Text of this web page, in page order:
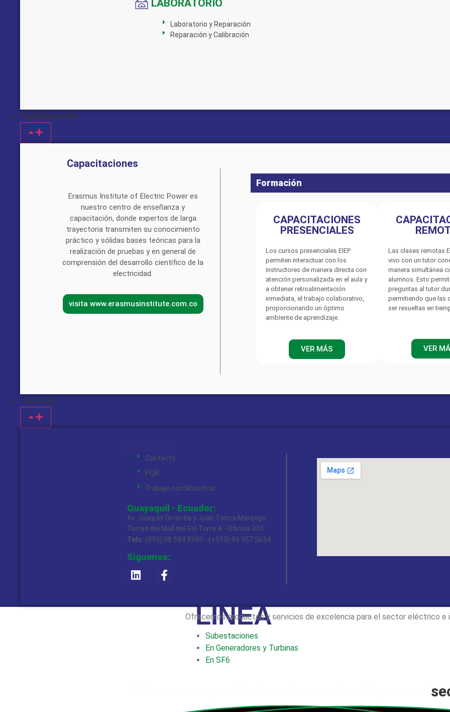
LABORATORIO
Laboratorio y Reparación
Reparación y Calibración
Capacitaciones
Capacitaciones
Erasmus Institute of Electric Power es
nuestro centro de enseñanza y
capacitación, donde expertos de larga
trayectoria transmiten su conocimiento
práctico y sólidas bases teóricas para la
realización de pruebas y en general de
comprensión del desarrollo científico de la
electricidad.
visita www.erasmusinstitute.com.co
Formación
CAPACITACIONES
PRESENCIALES
Los cursos presenciales EIEP
permiten interactuar con los
instructores de manera directa con
atención personalizada en el aula y
a obtener retroalimentación
inmediata, el trabajo colaborativo,
proporcionando un óptimo
ambiente de aprendizaje.
VER MÁS
Las clases remotas
vivo con un tutor
manera simultánea
alumnos. Esto
preguntas al tutor
permitiendo que las
ser resueltas en
VER
Contacto
Contacto
PQR
Trabaje con Nosotros
Guayaquil - Ecuador:
Av. Joaquín Orrantia y Juan Tanca Marengo
Torres del Mall del Sol Torre A - Oficina 310
Tels: (593) 98 594 9395 - (+593) 95 957 5634
Siguenos:
SISTEMAS DE
LÍNEA
Ofrecemos productos y servicios de excelencia para el sector eléctrico e
Subestaciones
En Generadores y Turbinas
En SF6